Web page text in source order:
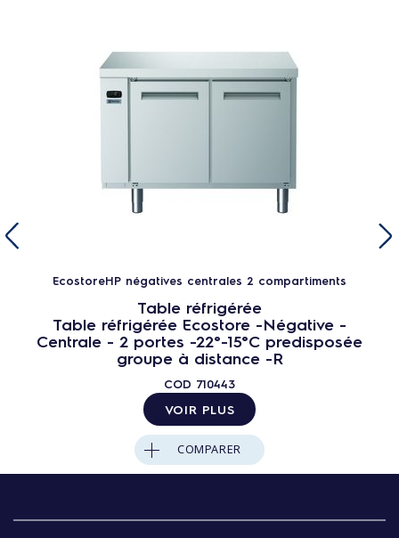
EcostoreHP négatives centrales 2 compartiments
Table réfrigérée
Table réfrigérée Ecostore -Négative -
Centrale - 2 portes -22°-15°C predisposée
groupe à distance -R
COD 710443
VOIR PLUS
COMPARER